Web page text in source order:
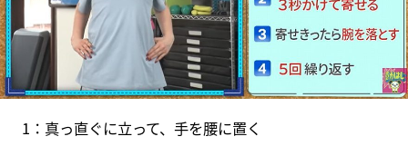
1：真っ直ぐに立って、手を腰に置く